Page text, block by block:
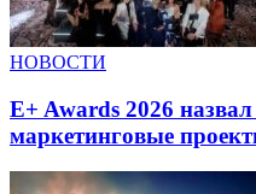
НОВОСТИ
E+ Awards 2026
маркетинговые